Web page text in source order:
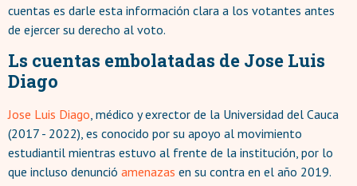
cuentas es darle esta información clara a los votantes antes
de ejercer su derecho al voto.
Ls cuentas embolatadas de Jose Luis
Diago
Jose Luis Diago, médico y exrector de la Universidad del Cauca
(2017 - 2022), es conocido por su apoyo al movimiento
estudiantil mientras estuvo al frente de la institución, por lo
que incluso denunció amenazas en su contra en el año 2019.